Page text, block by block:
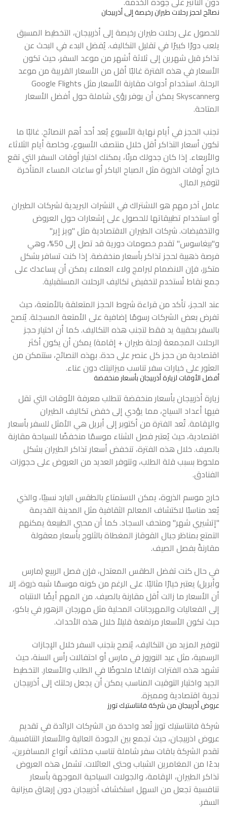
نصائح لحجز رحلات طيران رخيصة إلى أذربيجان
للحصول على رحلات طيران رخيصة إلى أذربيجان، التخطيط المسبق
يلعب دورًا كبيرًا في تقليل التكاليف. يُفضل البدء في البحث عن
تذاكر قبل شهرين إلى ثلاثة أشهر من موعد السفر، حيث تكون
الأسعار في هذه الفترة غالبًا أقل من الأسعار القريبة من موعد
الرحلة. استخدام أدوات مقارنة الأسعار مثل Google Flights
وSkyscanner يمكن أن يوفر رؤى شاملة حول أفضل الأسعار
المتاحة.
تجنب الحجز في أيام نهاية الأسبوع يُعد أحد أهم النصائح. غالبًا ما
تكون أسعار التذاكر أقل خلال منتصف الأسبوع، وخاصة أيام الثلاثاء
والأربعاء. إذا كان جدولك مرنًا، يمكنك اختيار أوقات السفر التي تقع
خارج أوقات الذروة مثل الصباح الباكر أو ساعات المساء المتأخرة
لتوفير المال.
عامل آخر مهم هو الاشتراك في النشرات البريدية لشركات الطيران
أو استخدام تطبيقاتها للحصول على إشعارات حول العروض
والتخفيضات. شركات الطيران الاقتصادية مثل "ويز إير"
و"بيغاسوس" تقدم خصومات دورية قد تصل إلى 50%، وهي
فرصة ذهبية لحجز تذاكر بأسعار منخفضة. إذا كنت تسافر بشكل
متكرر، فإن الانضمام لبرامج ولاء العملاء يمكن أن يساعدك على
جمع نقاط تُستخدم لتخفيض تكاليف الرحلات المستقبلية.
عند الحجز، تأكد من قراءة شروط الحجز المتعلقة بالأمتعة، حيث
تفرض بعض الشركات رسومًا إضافية على الأمتعة المسجلة. يُنصح
بالسفر بحقيبة يد فقط لتجنب هذه التكاليف. كما أن اختيار حجز
الرحلات المجمعة (رحلة طيران + إقامة) يمكن أن يكون أكثر
اقتصادية من حجز كل عنصر على حدة. بهذه النصائح، ستتمكن من
العثور على خيارات سفر تناسب ميزانيتك دون عناء.
أفضل الأوقات لزيارة أذربيجان بأسعار منخفضة
زيارة أذربيجان بأسعار منخفضة تتطلب معرفة الأوقات التي تقل
فيها أعداد السياح، مما يؤدي إلى خفض تكاليف الطيران
والإقامة. تُعد الفترة من أكتوبر إلى أبريل هي الأمثل للسفر بأسعار
اقتصادية، حيث يُعتبر فصل الشتاء موسمًا منخفضًا للسياحة مقارنة
بالصيف. خلال هذه الفترة، تنخفض أسعار تذاكر الطيران بشكل
ملحوظ بسبب قلة الطلب، وتتوفر العديد من العروض على حجوزات
الفنادق.
خارج موسم الذروة، يمكن الاستمتاع بالطقس البارد نسبيًا، والذي
يُعد مناسبًا لاكتشاف المعالم الثقافية مثل المدينة القديمة
"إتشيري شهر" ومتحف السجاد. كما أن محبي الطبيعة يمكنهم
التمتع بمناظر جبال القوقاز المغطاة بالثلوج بأسعار معقولة
مقارنةً بفصل الصيف.
في حال كنت تفضل الطقس المعتدل، فإن فصل الربيع (مارس
وأبريل) يعتبر خيارًا مثاليًا. على الرغم من كونه موسمًا شبه ذروة، إلا
أن الأسعار ما زالت أقل مقارنة بالصيف. من المهم أيضًا الانتباه
إلى الفعاليات والمهرجانات المحلية مثل مهرجان الزهور في باكو،
حيث تكون الأسعار مرتفعة قليلاً خلال هذه الأحداث.
لتوفير المزيد من التكاليف، يُنصح بتجنب السفر خلال الإجازات
الرسمية، مثل عيد النوروز في مارس أو احتفالات رأس السنة، حيث
تشهد هذه الفترات ارتفاعًا ملحوظًا في الطلب والأسعار. التخطيط
الجيد واختيار التوقيت المناسب يمكن أن يجعل رحلتك إلى أذربيجان
تجربة اقتصادية ومميزة.
عروض أذربيجان من شركة فانتاستيك تورز
شركة فانتاستيك تورز تُعد واحدة من الشركات الرائدة في تقديم
عروض اذربيجان، حيث تجمع بين الجودة العالية والأسعار التنافسية.
تقدم الشركة باقات سفر شاملة تناسب مختلف أنواع المسافرين،
بدءًا من المغامرين الشباب وحتى العائلات. تشمل هذه العروض
تذاكر الطيران، الإقامة، والجولات السياحية الموجهة بأسعار
تنافسية تجعل من السهل استكشاف أذربيجان دون إرهاق ميزانية
السفر.